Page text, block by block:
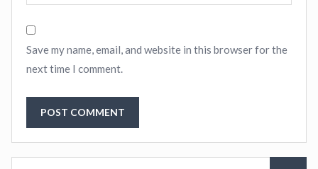
Save my name, email, and website in this browser for the
next time I comment.